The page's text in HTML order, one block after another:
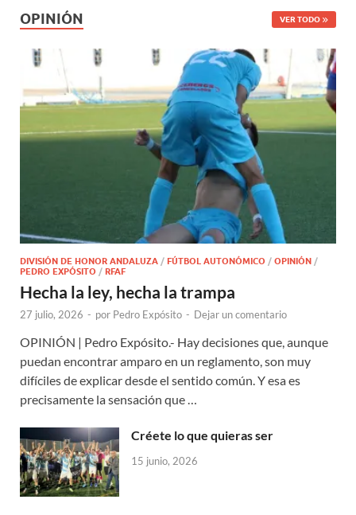
OPINIÓN VER TODO
DIVISIÓN DE HONOR ANDALUZA / FÚTBOL AUTONÓMICO / OPINIÓN /
PEDRO EXPÓSITO / RFAF
Hecha la ley, hecha la trampa
27 julio, 2026 - por Pedro Expósito - Dejar un comentario
OPINIÓN | Pedro Expósito.- Hay decisiones que, aunque
puedan encontrar amparo en un reglamento, son muy
difíciles de explicar desde el sentido común. Y esa es
precisamente la sensación que …
Créete lo que quieras ser
15 junio, 2026